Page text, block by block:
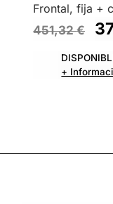
Frontal, fija +
451,32€
+